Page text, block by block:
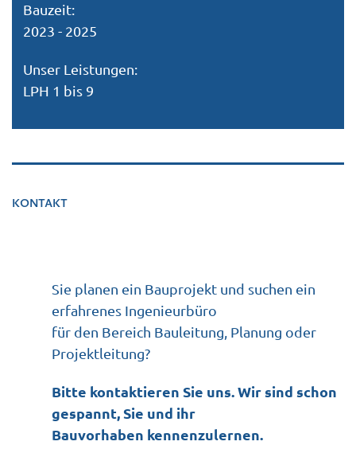
Bauzeit:
2023 - 2025
Unser Leistungen:
LPH 1 bis 9
KONTAKT
Sie planen ein Bauprojekt und suchen ein
erfahrenes Ingenieurbüro
für den Bereich Bauleitung, Planung oder
Projektleitung?
Bitte kontaktieren Sie uns. Wir sind schon
gespannt, Sie und ihr
Bauvorhaben kennenzulernen.